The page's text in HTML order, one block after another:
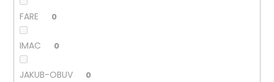
FARE 0
IMAC 0
JAKUB-OBUV 0
099
Kč
Původně:
799
Kč